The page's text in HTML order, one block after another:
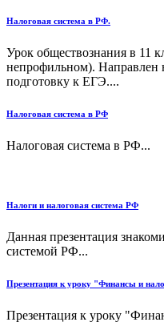
Налоговая система в РФ.
Урок обществознания в 11
непрофильном). Направлен
подготовку к ЕГЭ....
Налоговая система в РФ
Налоговая система в РФ...
Налоги и налоговая система РФ
Данная презентация
системой РФ...
Презентация к уроку "Финансы и
Презентация к уроку